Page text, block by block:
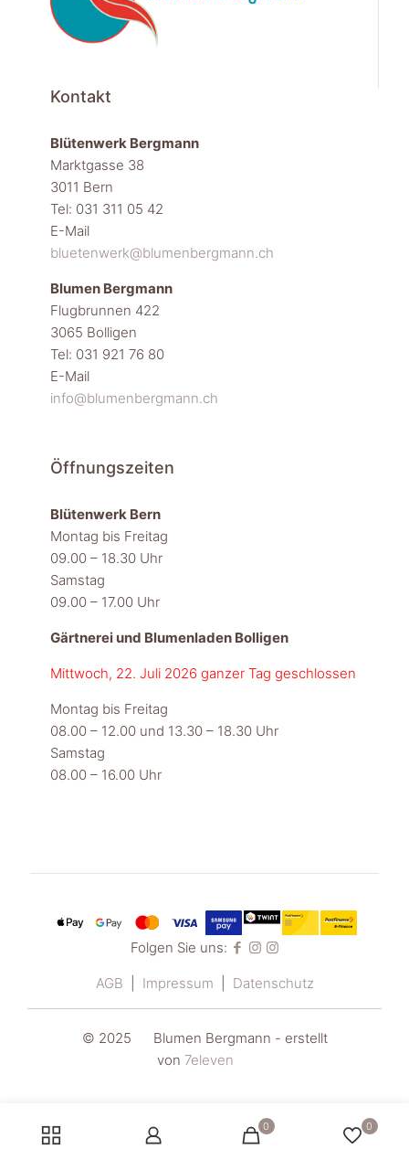
Kontakt
Blütenwerk Bergmann
Marktgasse 38
3011 Bern
Tel: 031 311 05 42
E-Mail
bluetenwerk@blumenbergmann.ch
Blumen Bergmann
Flugbrunnen 422
3065 Bolligen
Tel: 031 921 76 80
E-Mail
info@blumenbergmann.ch
Öffnungszeiten
Blütenwerk Bern
Montag bis Freitag
09.00 – 18.30 Uhr
Samstag
09.00 – 17.00 Uhr
Gärtnerei und Blumenladen Bolligen
Mittwoch, 22. Juli 2026 ganzer Tag geschlossen
Montag bis Freitag
08.00 – 12.00 und 13.30 – 18.30 Uhr
Samstag
08.00 – 16.00 Uhr
Folgen Sie uns:
AGB Impressum Datenschutz
© 2025 Blumen Bergmann - erstellt
von 7eleven
0 0